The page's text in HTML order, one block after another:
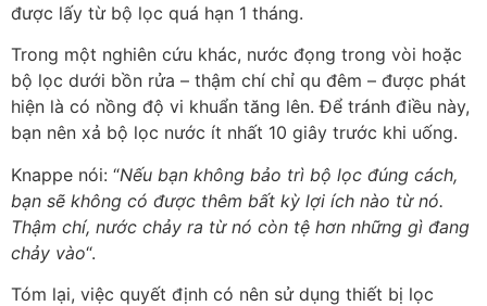
được lấy từ bộ lọc quá hạn 1 tháng.
Trong một nghiên cứu khác, nước đọng trong vòi hoặc
bộ lọc dưới bồn rửa – thậm chí chỉ qu đêm – được phát
hiện là có nồng độ vi khuẩn tăng lên. Để tránh điều này,
bạn nên xả bộ lọc nước ít nhất 10 giây trước khi uống.
Knappe nói: “Nếu bạn không bảo trì bộ lọc đúng cách,
bạn sẽ không có được thêm bất kỳ lợi ích nào từ nó.
Thậm chí, nước chảy ra từ nó còn tệ hơn những gì đang
chảy vào“.
Tóm lại, việc quyết định có nên sử dụng thiết bị lọc